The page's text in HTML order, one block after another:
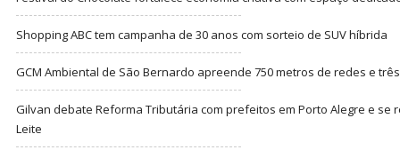
Shopping ABC tem campanha de 30 anos com sorteio de SUV híbrida
GCM Ambiental de São Bernardo apreende 750 metros de redes e
Gilvan debate Reforma Tributária com prefeitos em Porto Alegre e se
Leite